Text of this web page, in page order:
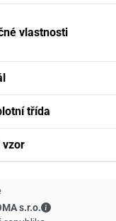
vlastnosti
třída
vzor
s.r.o.
Fuski BOMA